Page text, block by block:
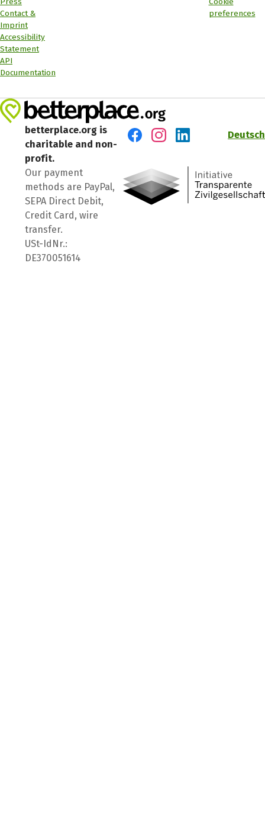
Contact &
Imprint
Accessibility
Statement
API
Documentation
preferences
betterplace.org is
charitable and non-
profit.
Our payment
methods are PayPal,
SEPA Direct Debit,
Credit Card, wire
transfer.
USt-IdNr.:
DE370051614
Deutsch